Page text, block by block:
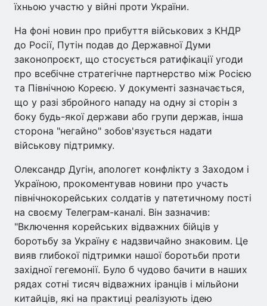
їхньою участю у війні проти України.
На фоні новин про прибуття військових з КНДР
до Росії, Путін подав до Державної Думи
законопроєкт, що стосується ратифікації угоди
про всебічне стратегічне партнерство між Росією
та Північною Кореєю. У документі зазначається,
що у разі збройного нападу на одну зі сторін з
боку будь-якої держави або групи держав, інша
сторона "негайно" зобов'язується надати
військову підтримку.
Олександр Дугін, апологет конфлікту з Заходом і
Україною, прокоментував новини про участь
північнокорейських солдатів у патетичному пості
на своєму Телеграм-каналі. Він зазначив:
"Включення корейських відважних бійців у
боротьбу за Україну є надзвичайно знаковим. Це
вияв глибокої підтримки нашої боротьби проти
західної гегемонії. Було б чудово бачити в наших
рядах сотні тисяч відважних іранців і мільйони
китайців, які на практиці реалізують ідею